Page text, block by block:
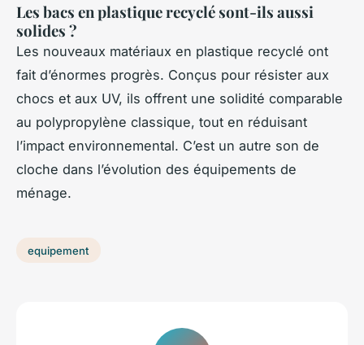
Les bacs en plastique recyclé sont-ils aussi
solides ?
Les nouveaux matériaux en plastique recyclé ont
fait d’énormes progrès. Conçus pour résister aux
chocs et aux UV, ils offrent une solidité comparable
au polypropylène classique, tout en réduisant
l’impact environnemental. C’est un autre son de
cloche dans l’évolution des équipements de
ménage.
equipement